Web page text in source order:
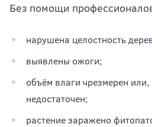
Без помощи
нарушена целостность
выявлены ожоги;
объём влаги чрезмерен или,
недостаточен;
растение заражено